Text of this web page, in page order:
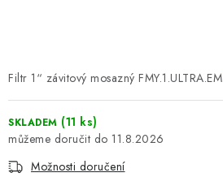
KONTAKT
TOPENÁŘSKÁ AKADEMIE
OBCHODNÍ PODMÍNKY
Filtr 1“ závitový mosazný FMY.1.ULTRA.EM
SKLADEM (11 ks)
11.8.2026
Možnosti doručení